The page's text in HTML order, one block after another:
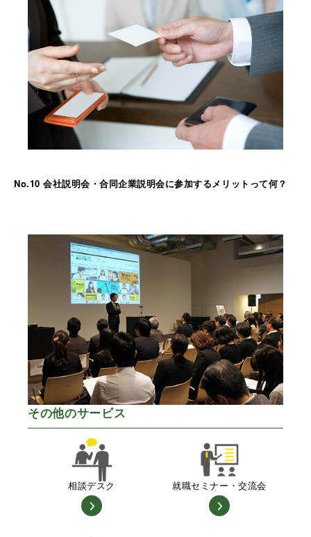
No.10 会社説明会・合同企業説明会に参加するメリットって何？
その他のサービス
相談デスク 就職セミナー・交流会